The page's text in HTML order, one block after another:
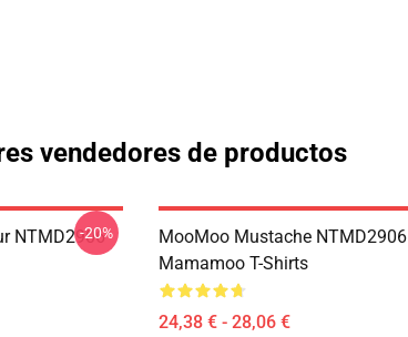
vendedores de productos
NTMD2906
-20%
MooMoo Mustache NTMD2906
Mamamoo T-Shirts
24,38 € - 28,06 €